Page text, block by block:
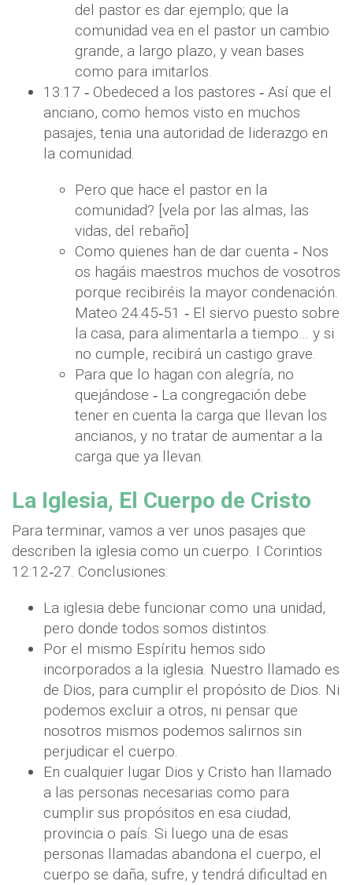
del pastor es dar ejemplo; que la
comunidad vea en el pastor un cambio
grande, a largo plazo, y vean bases
como para imitarlos.
13:17 ‐ Obedeced a los pastores ‐ Así que el
anciano, como hemos visto en muchos
pasajes, tenia una autoridad de liderazgo en
la comunidad.
Pero que hace el pastor en la
comunidad? [vela por las almas, las
vidas, del rebaño]
Como quienes han de dar cuenta ‐ Nos
os hagáis maestros muchos de vosotros
porque recibiréis la mayor condenación.
Mateo 24:45‐51 ‐ El siervo puesto sobre
la casa, para alimentarla a tiempo… y si
no cumple, recibirá un castigo grave.
Para que lo hagan con alegría, no
quejándose ‐ La congregación debe
tener en cuenta la carga que llevan los
ancianos, y no tratar de aumentar a la
carga que ya llevan.
La Iglesia, El Cuerpo de Cristo
Para terminar, vamos a ver unos pasajes que
describen la iglesia como un cuerpo. I Corintios
12:12‐27. Conclusiones:
La iglesia debe funcionar como una unidad,
pero donde todos somos distintos.
Por el mismo Espíritu hemos sido
incorporados a la iglesia. Nuestro llamado es
de Dios, para cumplir el propósito de Dios. Ni
podemos excluir a otros, ni pensar que
nosotros mismos podemos salirnos sin
perjudicar el cuerpo.
En cualquier lugar Dios y Cristo han llamado
a las personas necesarias como para
cumplir sus propósitos en esa ciudad,
provincia o país. Si luego una de esas
personas llamadas abandona el cuerpo, el
cuerpo se daña, sufre, y tendrá dificultad en